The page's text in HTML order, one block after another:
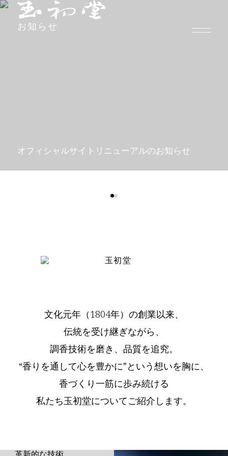
お知らせ
オフィシャルサイトリニューアルのお知らせ
文化元年（1804年）の創業以来、
伝統を受け継ぎながら、
調香技術を磨き、品質を追究。
“香りを通して心を豊かに”という想いを胸に、
香づくり一筋に歩み続ける
私たち玉初堂についてご紹介します。